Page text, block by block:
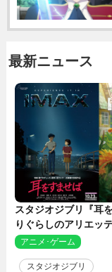
最新ニュース
スタジオジブリ『耳
りぐらしのアリエッ
ルリマスターでIMAX
アニメ･ゲーム
スタジオジブリ